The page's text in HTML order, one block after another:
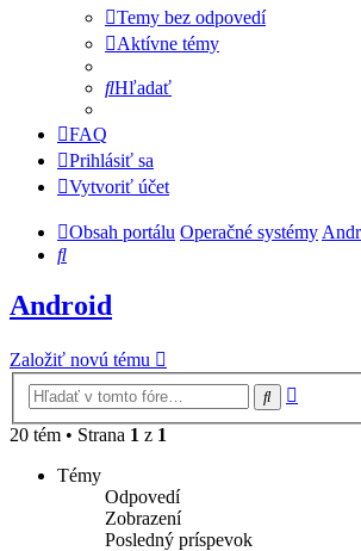
Temy bez odpovedí
Aktívne témy
Hľadať
FAQ
Prihlásiť sa
Vytvoriť účet
Obsah portálu Operačné systémy
Hľadať
Android
Založiť novú tému
Hľadať
20 tém • Strana 1 z 1
Témy
Odpovedí
Zobrazení
Posledný príspevok